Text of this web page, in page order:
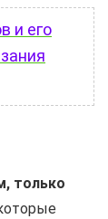
и его
только